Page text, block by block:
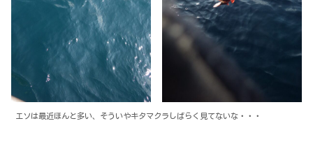
エソは最近ほんと多い、そういやキタマクラしばらく見てないな・・・